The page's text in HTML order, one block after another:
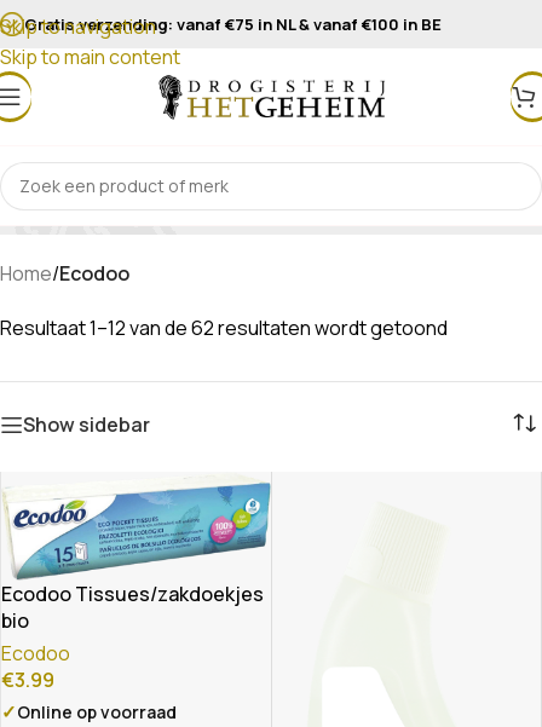
Skip to navigation
Skip to main content
Gratis verzending: vanaf €75 in NL & vanaf €100 in BE
Ecodoo
Home/Ecodoo
Resultaat 1–12 van de 62 resultaten wordt getoond
Show sidebar
Ecodoo Tissues/zakdoekjes
bio
Ecodoo
€3.99
✓Online op voorraad